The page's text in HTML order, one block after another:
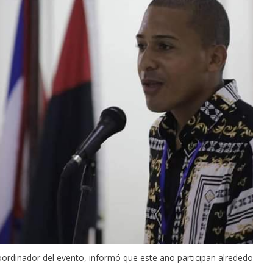
del evento, informó que este año participan